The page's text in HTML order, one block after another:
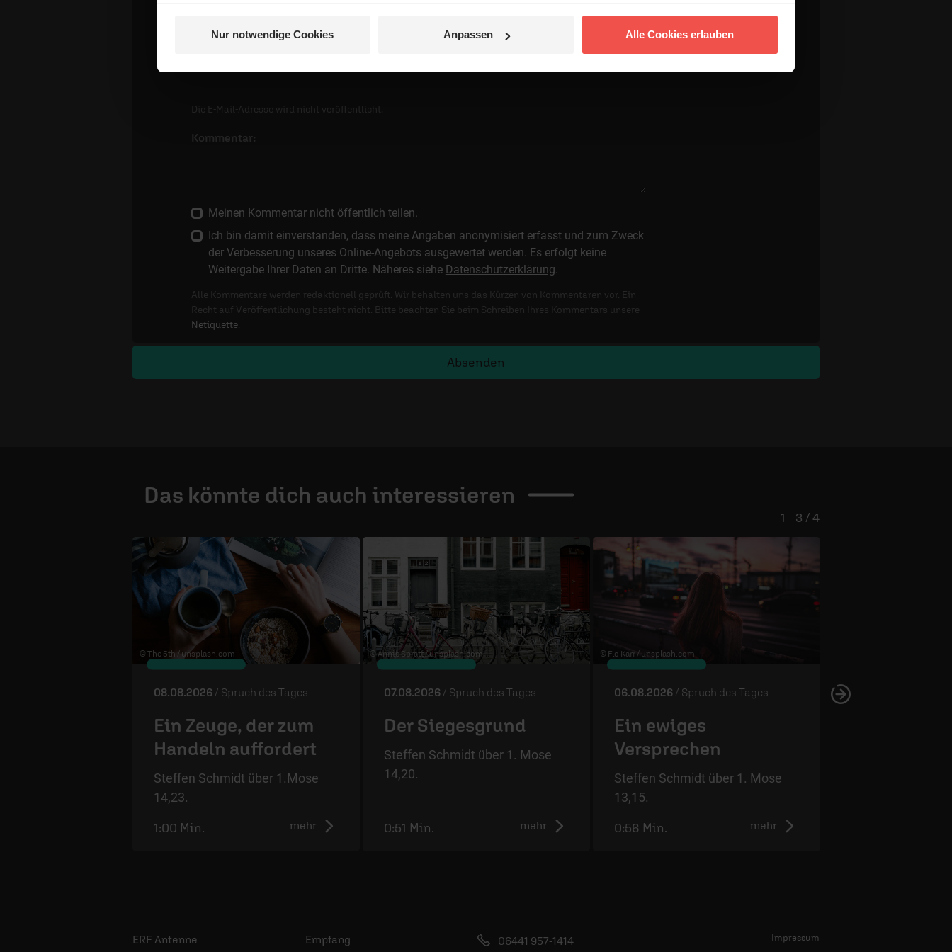
Nur notwendige Cookies Anpassen Alle Cookies erlauben
Die E-Mail-Adresse wird nicht veröffentlicht.
Kommentar:
Meinen Kommentar nicht öffentlich teilen.
Ich bin damit einverstanden, dass meine Angaben anonymisiert erfasst und zum Zweck
der Verbesserung unseres Online-Angebots ausgewertet werden. Es erfolgt keine
Weitergabe Ihrer Daten an Dritte. Näheres siehe Datenschutzerklärung.
Alle Kommentare werden redaktionell geprüft. Wir behalten uns das Kürzen von Kommentaren vor. Ein
Recht auf Veröffentlichung besteht nicht. Bitte beachten Sie beim Schreiben Ihres Kommentars unsere
Netiquette.
Absenden
Das könnte dich auch interessieren
© The 5th / unsplash.com
08.08.2026 / Spruch des Tages
Ein Zeuge, der zum
Handeln auffordert
Steffen Schmidt über 1.Mose
14,23.
mehr
1:00 Min.
© Annie Spratt /unsplash.com
07.08.2026 / Spruch des Tages
Der Siegesgrund
Steffen Schmidt über 1. Mose
14,20.
mehr
0:51 Min.
© Flo Karr / unsplash.com
06.08.2026 / Spruch des Tages
Ein ewiges
Versprechen
Steffen Schmidt über 1. Mose
13,15.
mehr
0:56 Min.
05.08.2026
1 - 3 / 4
ERF Antenne Empfang 06441 957-1414
Impressum